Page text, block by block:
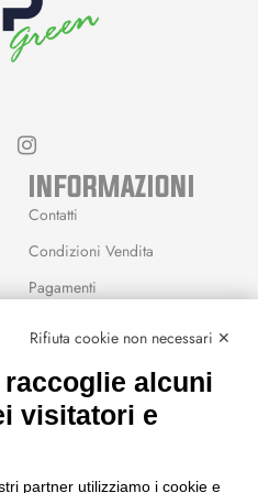
INFORMAZIONI
Contatti
Condizioni Vendita
Pagamenti
Rifiuta cookie non necessari ✕
alcuni
visitatori e
partner utilizziamo i cookie e